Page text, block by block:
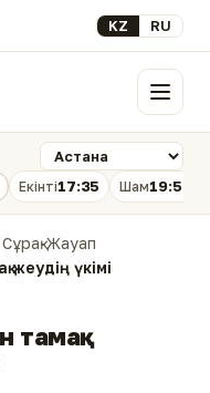
Select your
KZ RU
Мәзір
Екінті17:35 Шам19:54
Сұрақ-Жауап
жеудің үкімі
тамақ